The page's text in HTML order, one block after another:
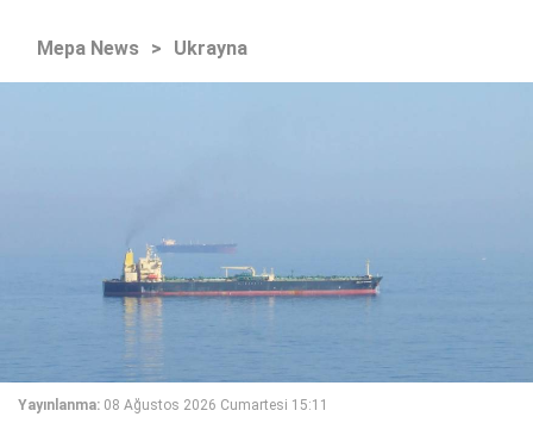
Mepa News > Ukrayna
Yayınlanma: 08 Ağustos 2026 Cumartesi 15:11